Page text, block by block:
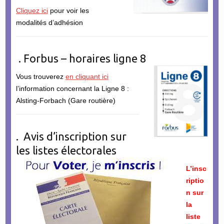
Cliquez icipour voir les
modalités d’adhésion
. Forbus – horaires ligne 8
Vous trouverez en cliquant ici
l’information concernant la Ligne 8 :
Alsting-Forbach (Gare routière)
. Avis d’inscription sur
les listes électorales
L’insc
riptio
n sur
la
liste